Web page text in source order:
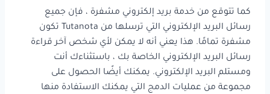
كما تتوقع من خدمة بريد إلكتروني مشفرة ، فإن جميع
رسائل البريد الإلكتروني التي ترسلها من Tutanota تكون
مشفرة تمامًا. هذا يعني أنه لا يمكن لأي شخص آخر قراءة
رسائل البريد الإلكتروني الخاصة بك ، باستثناءك أنت
ومستلم البريد الإلكتروني. يمكنك أيضًا الحصول على
مجموعة من عمليات الدمج التي يمكنك الاستفادة منها